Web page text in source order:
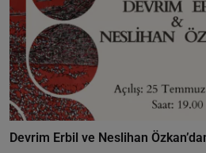
Devrim Erbil ve Neslihan